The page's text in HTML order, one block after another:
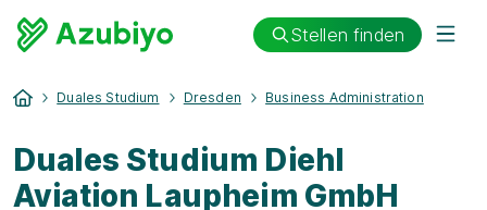
Stellen finden
Duales Studium Dresden Business Administration
Duales Studium Diehl
Aviation Laupheim GmbH